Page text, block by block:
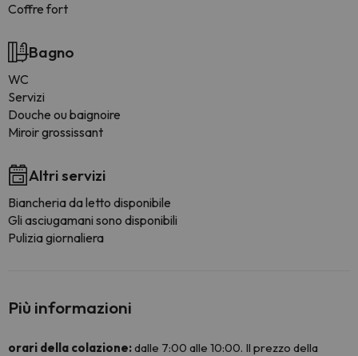
Coffre fort
Bagno
WC
Servizi
Douche ou baignoire
Miroir grossissant
Altri servizi
Biancheria da letto disponibile
Gli asciugamani sono disponibili
Pulizia giornaliera
Più informazioni
orari della colazione:dalle 7:00 alle 10:00. Il prezzo della